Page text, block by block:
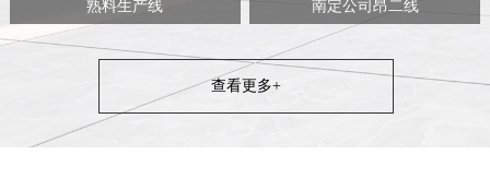
熟料生产线 南定公司昂二线
查看更多+